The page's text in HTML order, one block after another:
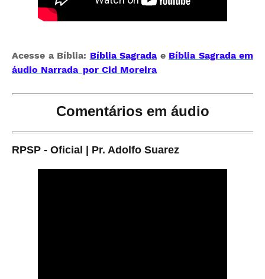
Acesse a Bíblia: Bíblia Sagrada e Bíblia Sagrada em
áudio Narrada por Cid Moreira
Comentários em áudio
RPSP - Oficial | Pr. Adolfo Suarez